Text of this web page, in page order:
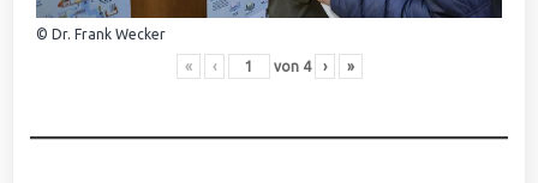
© Dr. Frank Wecker
« ‹ von 4 › »